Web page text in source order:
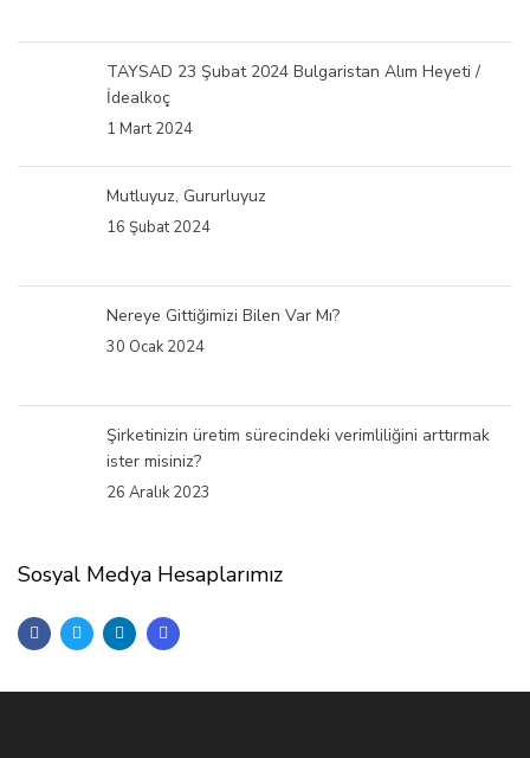
TAYSAD 23 Şubat 2024 Bulgaristan Alım Heyeti /
İdealkoç
1 Mart 2024
Mutluyuz, Gururluyuz
16 Şubat 2024
Nereye Gittiğimizi Bilen Var Mı?
30 Ocak 2024
Şirketinizin üretim sürecindeki verimliliğini arttırmak
ister misiniz?
26 Aralık 2023
Sosyal Medya Hesaplarımız